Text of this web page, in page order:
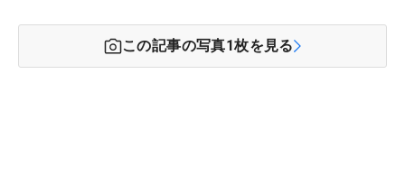
この記事の写真1枚を見る